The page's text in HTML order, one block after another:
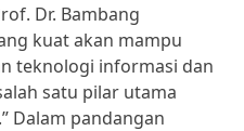
Dr. Bambang
kuat akan mampu
teknologi informasi dan
satu pilar utama
Dalam pandangan